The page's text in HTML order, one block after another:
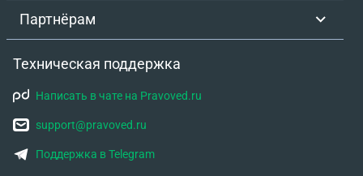
Партнёрам
Техническая поддержка
Написать в чате на Pravoved.ru
support@pravoved.ru
Поддержка в Telegram